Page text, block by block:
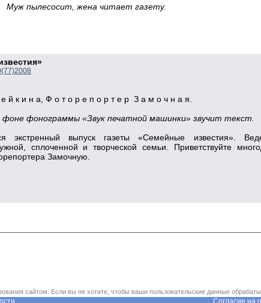
Муж пылесосит, жена читает газету.
к и н а, Ф о т о р е п о р т е р З а м о ч н а я.
фонограммы «Звук печатной машинки» звучит текст.
экстренный выпуск газеты «Семейные известия».
сплоченной и творческой семьи. Приветствуйте
За­мочную.
сайтом. Если вы не хотите, чтобы ваши пользовательские данные
Согласие на